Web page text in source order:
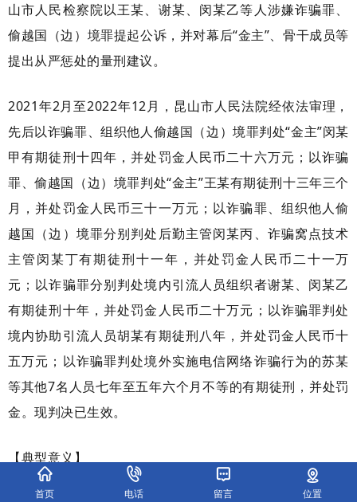
山市人民检察院以王某、谢某、闵某乙等人涉嫌诈骗罪、
偷越国（边）境罪提起公诉，并对幕后“金主”、骨干成员等
提出从严惩处的量刑建议。
2021年2月至2022年12月，昆山市人民法院经依法审理，
先后以诈骗罪、组织他人偷越国（边）境罪判处“金主”闵某
甲有期徒刑十四年，并处罚金人民币二十六万元；以诈骗
罪、偷越国（边）境罪判处“金主”王某有期徒刑十三年三个
月，并处罚金人民币三十一万元；以诈骗罪、组织他人偷
越国（边）境罪分别判处后勤主管闵某丙、诈骗窝点技术
主管闵某丁有期徒刑十一年，并处罚金人民币二十一万
元；以诈骗罪分别判处境内引流人员组织者谢某、闵某乙
有期徒刑十年，并处罚金人民币二十万元；以诈骗罪判处
境内协助引流人员胡某有期徒刑八年，并处罚金人民币十
五万元；以诈骗罪判处境外实施电信网络诈骗行为的苏某
等其他7名人员七年至五年六个月不等的有期徒刑，并处罚
金。现判决已生效。
【典型意义】
首页 电话 留言 位置